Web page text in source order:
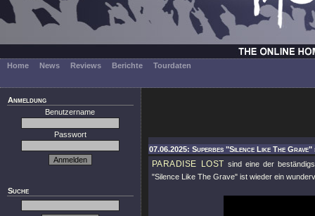
Home News Reviews Berichte Tourdaten
Anmeldung
Benutzername
Passwort
Suche
07.06.2025: Superbes "Silence Like The
PARADISE LOST sind eine der
"Silence Like The Grave" ist wieder ein